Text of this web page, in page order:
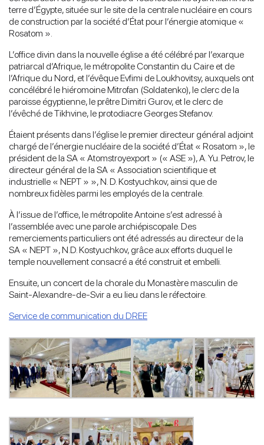
terre d’Égypte, située sur le site de la centrale nucléaire en cours
de construction par la société d’État pour l’énergie atomique «
Rosatom ».
L’office divin dans la nouvelle église a été célébré par l’exarque
patriarcal d’Afrique, le métropolite Constantin du Caire et de
l’Afrique du Nord, et l’évêque Evfimi de Loukhovitsy, auxquels ont
concélébré le hiéromoine Mitrofan (Soldatenko), le clerc de la
paroisse égyptienne, le prêtre Dimitri Gurov, et le clerc de
l’évêché de Tikhvine, le protodiacre Georges Stefanov.
Étaient présents dans l’église le premier directeur général adjoint
chargé de l’énergie nucléaire de la société d’État « Rosatom », le
président de la SA « Atomstroyexport » (« ASE »), A. Yu. Petrov, le
directeur général de la SA « Association scientifique et
industrielle « NEPT » », N. D. Kostyuchkov, ainsi que de
nombreux fidèles parmi les employés de la centrale.
À l’issue de l’office, le métropolite Antoine s’est adressé à
l’assemblée avec une parole archiépiscopale. Des
remerciements particuliers ont été adressés au directeur de la
SA « NEPT », N.D. Kostyuchkov, grâce aux efforts duquel le
temple nouvellement consacré a été construit et embelli.
Ensuite, un concert de la chorale du Monastère masculin de
Saint-Alexandre-de-Svir a eu lieu dans le réfectoire.
Service de communication du DREE